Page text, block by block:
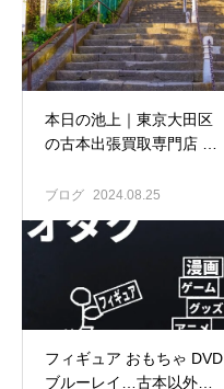
本日の池上｜東京大田区
の古本出張買取専門店 古
ブログ 2024.08.25
フィギュア おもちゃ DVD
ブルーレイ…古本以外の